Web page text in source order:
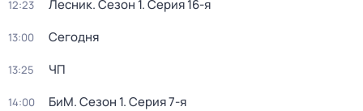
12:23 Лесник. Сезон 1. Серия 16-я
13:00 Сегодня
13:25 ЧП
14:00 БиМ. Сезон 1. Серия 7-я